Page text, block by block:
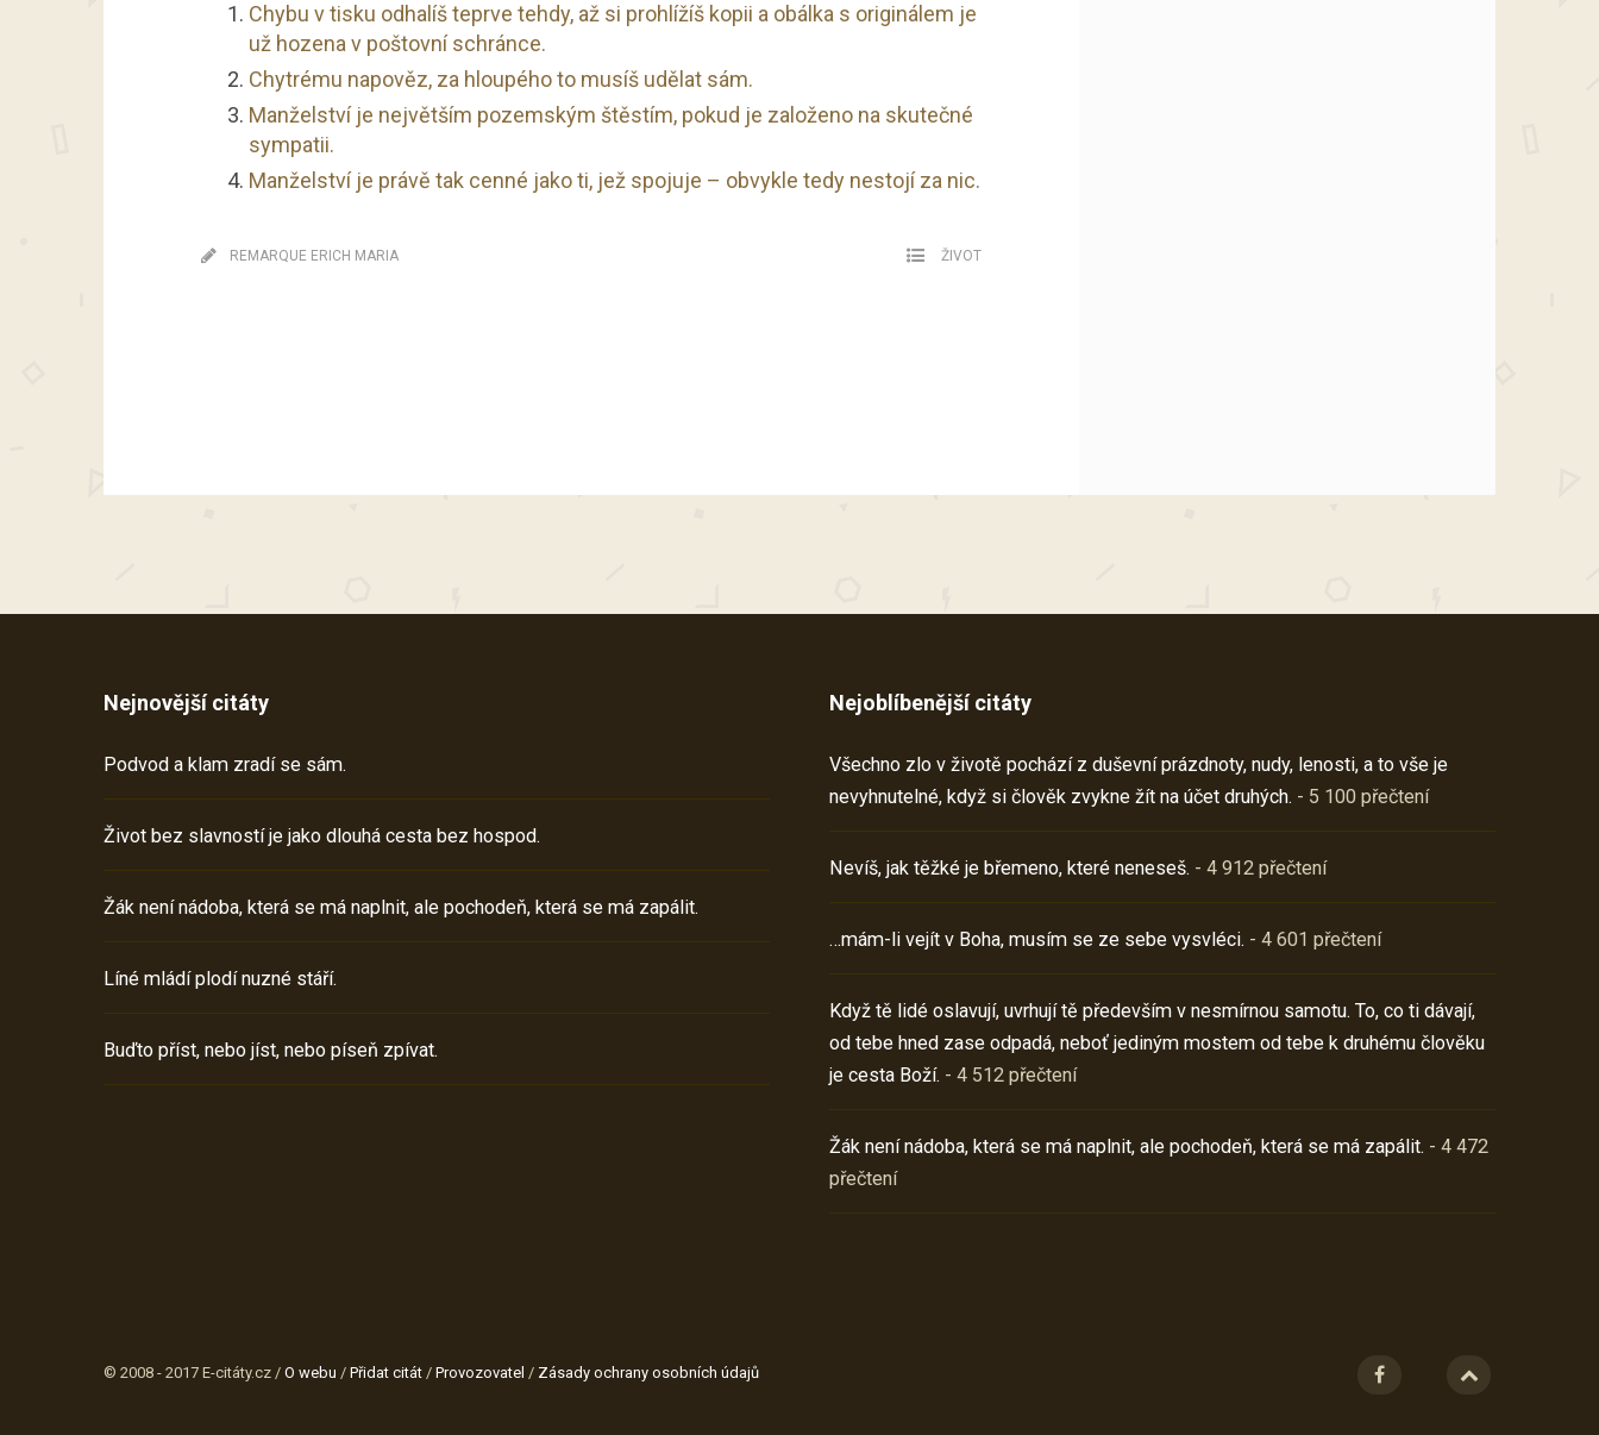
Chybu v tisku odhalíš teprve tehdy, až si prohlížíš kopii a obálka s originálem je
už hozena v poštovní schránce.
Chytrému napověz, za hloupého to musíš udělat sám.
Manželství je největším pozemským štěstím, pokud je založeno na skutečné
sympatii.
Manželství je právě tak cenné jako ti, jež spojuje – obvykle tedy nestojí za nic.
REMARQUE ERICH MARIA ŽIVOT
Nejnovější citáty
Podvod a klam zradí se sám.
Život bez slavností je jako dlouhá cesta bez hospod.
Žák není nádoba, která se má naplnit, ale pochodeň, která se má zapálit.
Líné mládí plodí nuzné stáří.
Buďto příst, nebo jíst, nebo píseň zpívat.
Nejoblíbenější citáty
Všechno zlo v životě pochází z duševní prázdnoty, nudy, lenosti, a to vše je
nevyhnutelné, když si člověk zvykne žít na účet druhých. - 5 100 přečtení
Nevíš, jak těžké je břemeno, které neneseš. - 4 912 přečtení
…mám-li vejít v Boha, musím se ze sebe vysvléci. - 4 601 přečtení
Když tě lidé oslavují, uvrhují tě především v nesmírnou samotu. To, co ti dávají,
od tebe hned zase odpadá, neboť jediným mostem od tebe k druhému člověku
je cesta Boží. - 4 512 přečtení
Žák není nádoba, která se má naplnit, ale pochodeň, která se má zapálit. - 4 472
přečtení
© 2008 - 2017 E-citáty.cz / O webu / Přidat citát / Provozovatel / Zásady ochrany osobních údajů